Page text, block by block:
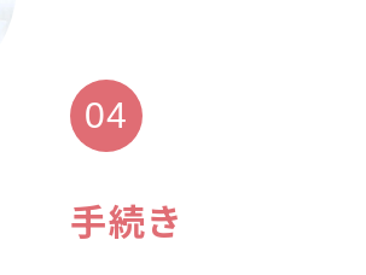
手続き